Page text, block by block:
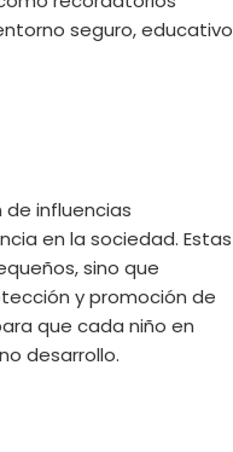
seguro, educativo
de influencias
en la sociedad. Estas
sino que
y promoción de
que cada niño en
desarrollo.